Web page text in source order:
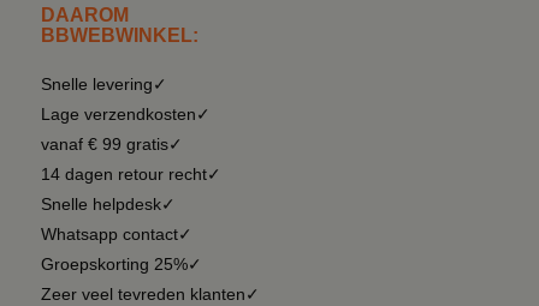
DAAROM
BBWEBWINKEL:
Snelle levering✓
Lage verzendkosten✓
vanaf € 99 gratis✓
14 dagen retour recht✓
Snelle helpdesk✓
Whatsapp contact✓
Groepskorting 25%✓
Zeer veel tevreden klanten✓